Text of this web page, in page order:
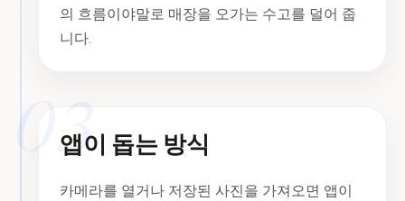
의 흐름이야말로 매장을 오가는 수고를 덜어 줍
니다.
03
앱이 돕는 방식
카메라를 열거나 저장된 사진을 가져오면 앱이